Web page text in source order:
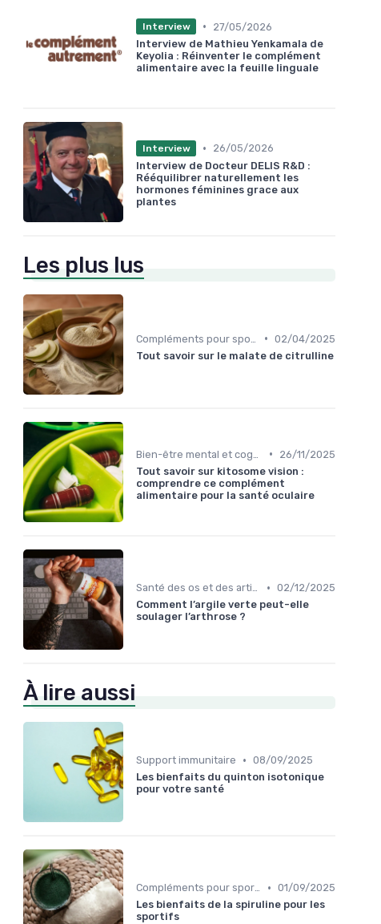
Interview •
27/05/2026
Interview de Mathieu Yenkamala de
Keyolia : Réinventer le complément
alimentaire avec la feuille linguale
Interview •
26/05/2026
Interview de Docteur DELIS R&D :
Rééquilibrer naturellement les
hormones féminines grace aux
plantes
Les plus lus
• 02/04/2025
Tout savoir sur le malate de citrulline
•
26/11/2025
Tout savoir sur kitosome vision :
comprendre ce complément
alimentaire pour la santé oculaire
Santé des os et des articulations • 02/12/2025
Comment l’argile verte peut-elle
soulager l’arthrose ?
À lire aussi
Support immunitaire • 08/09/2025
Les bienfaits du quinton isotonique
pour votre santé
Compléments pour sportifs • 01/09/2025
Les bienfaits de la spiruline pour les
sportifs